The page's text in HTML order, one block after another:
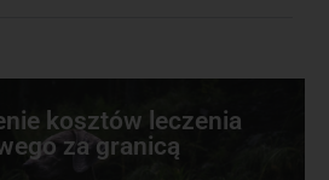
kosztów leczenia
za granicą